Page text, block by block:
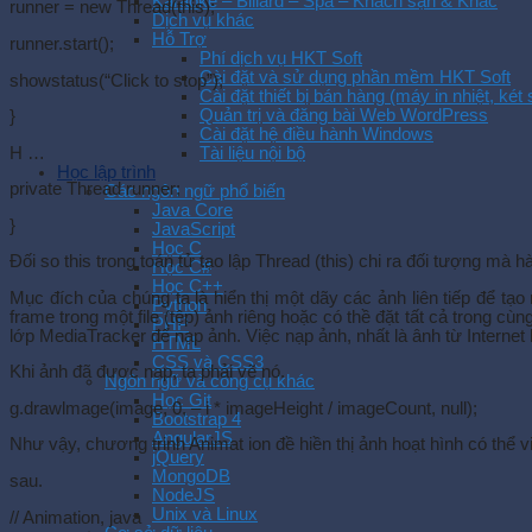
Dịch vụ khác
Hỗ Trợ
Phí dịch vụ HKT Soft
Cài đặt và sử dụng phần mềm HKT Soft
Cài đặt thiết bị bán hàng (máy in nhiệt,
Quản trị và đăng bài Web WordPress
Cài đặt hệ điều hành Windows
Tài liệu nội bộ
Học lập trình
Các ngôn ngữ phổ biến
Java Core
JavaScript
Học C
Học C#
Học C++
Python
PHP
HTML
CSS và CSS3
Ngôn ngữ và công cụ khác
Học Git
Bootstrap 4
AngularJS
jQuery
MongoDB
NodeJS
Unix và Linux
runner = new Thread(this);
runner.start();
showstatus(“Click to stop”);
}
H …
private Thread runner;
}
Đối so this trong toán tử tạo lập Thread (this) chi ra đối tượng mà
Mục đích của chúng ta là hiển thị một dãy các ảnh liên tiếp để
frame trong một file (tệp) ảnh riêng hoặc có thề đặt tất cả trong
lớp MediaTracker để nạp ảnh. Việc nạp ảnh, nhất là ânh từ
Khi ảnh đã được nạp, ta phải vẽ nó.
g.drawlmage(image, 0, – i * imageHeight / imageCount, null);
Như vậy, chương trinh Animat ion đề hiền thị ảnh hoạt hình có thể
sau.
// Animation, java